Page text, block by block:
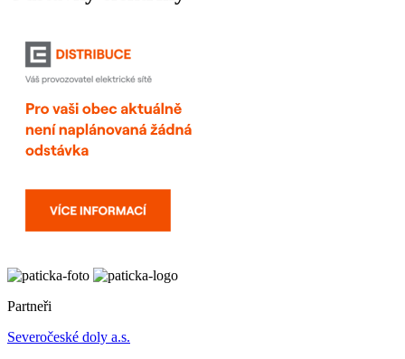
Partneři
Severočeské doly a.s.